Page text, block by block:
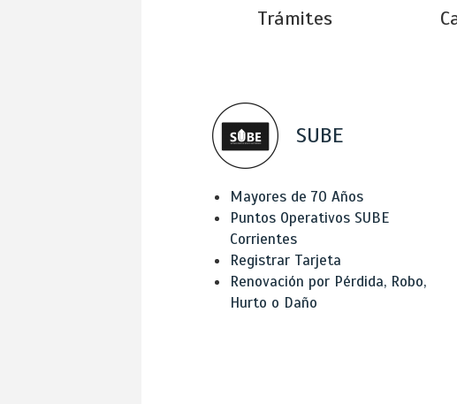
Trámites
SUBE
Mayores de 70 Años
Puntos Operativos SUBE
Corrientes
Registrar Tarjeta
Renovación por Pérdida, Robo,
Hurto o Daño